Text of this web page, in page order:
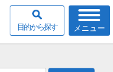
メニュー
目的から探す